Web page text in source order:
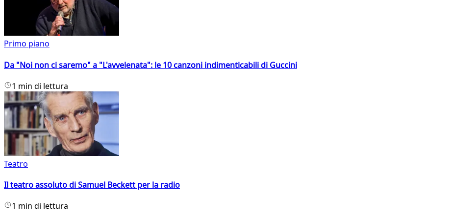
Primo piano
Da "Noi non ci saremo" a "L'avvelenata": le 10 canzoni indimenticabili di Guccini
1 min di lettura
Teatro
Il teatro assoluto di Samuel Beckett per la radio
1 min di lettura